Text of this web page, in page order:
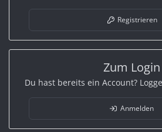
oderRegistrieren
zu sehen. Vielen Dank für dein
Registrieren
Zum Login
Du hast bereits ein Account?
Anmelden